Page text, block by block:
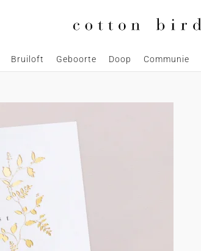
Bruiloft Geboorte Doop Communie